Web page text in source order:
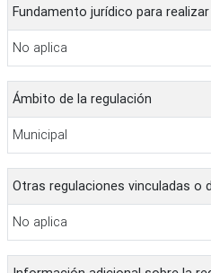
Fundamento jurídico para
No aplica
Ámbito de la regulación
Municipal
Otras regulaciones vinculadas o
No aplica